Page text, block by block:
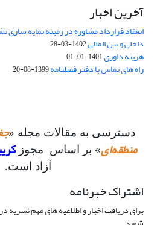
آخرین اخبار
انعقاد قرارداد مشاوره در زمینه نمایه سازی
داخلی و بین المللی1402-03-28
هزینه داوری1401-01-01
راه های تماس با دفتر فصلنامه1399-08-20
دسترسی به مقالات مجله «
منطقه‌ای» بر اساس مجوز
آزاد است.
اشتراک خبرنامه
برای دریافت اخبار و اطلاعیه های مهم